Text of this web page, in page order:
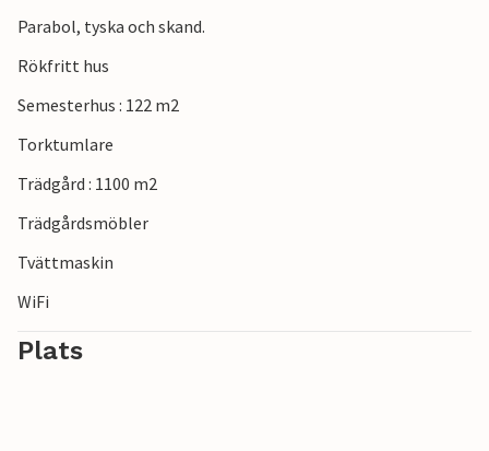
Parabol, tyska och skand.
Rökfritt hus
Semesterhus : 122 m2
Torktumlare
Trädgård : 1100 m2
Trädgårdsmöbler
Tvättmaskin
WiFi
Plats